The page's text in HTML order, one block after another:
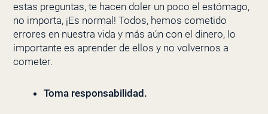
estas preguntas, te hacen doler un poco el estómago,
no importa, ¡Es normal! Todos, hemos cometido
errores en nuestra vida y más aún con el dinero, lo
importante es aprender de ellos y no volvernos a
cometer.
Toma responsabilidad.